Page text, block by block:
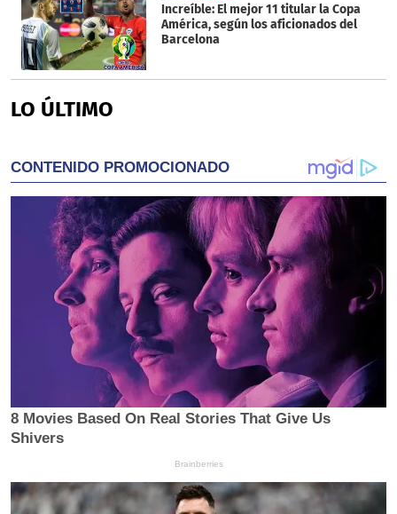
Increíble: El mejor 11 titular la Copa
América, según los aficionados del
Barcelona
LO ÚLTIMO